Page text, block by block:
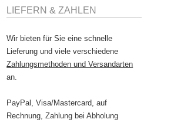
LIEFERN & ZAHLEN
Wir bieten für Sie eine schnelle
Lieferung und viele verschiedene
Zahlungsmethoden und Versandarten
an.
PayPal, Visa/Mastercard, auf
Rechnung, Zahlung bei Abholung